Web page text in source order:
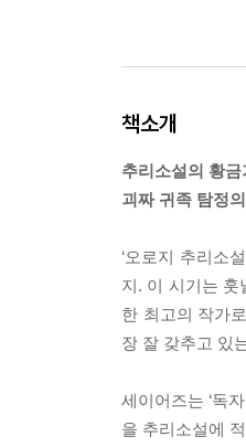
책소개
추리소설의 황
괴짜 귀족 탐정
‘오로지 추리소
지. 이 시기는 훗
한 최고의 작가
장 잘 갖추고 있
세이어즈는 ‘독
을 추리소설에